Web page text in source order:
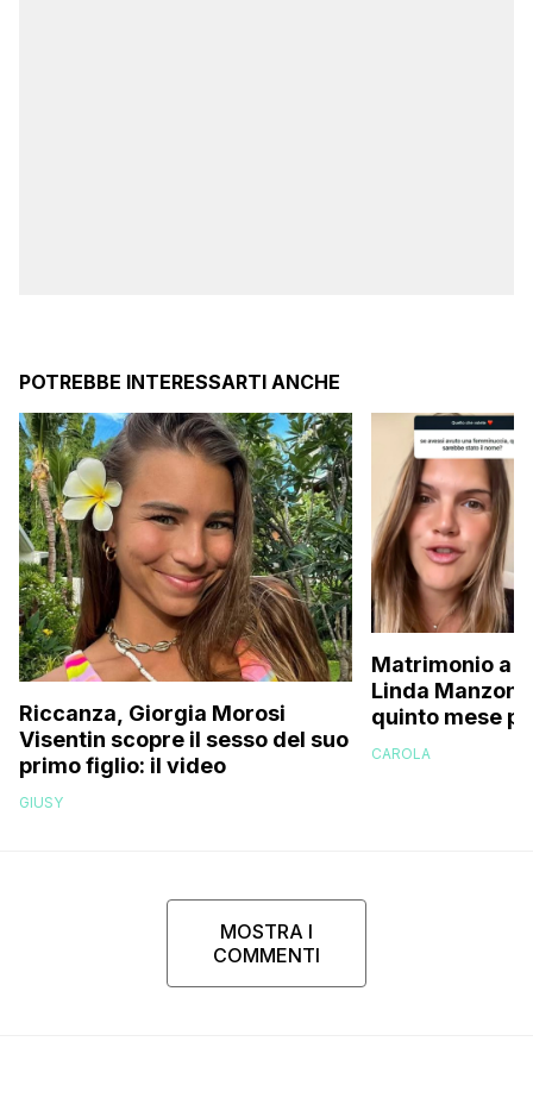
POTREBBE INTERESSARTI ANCHE
Riccanza, Giorgia Morosi
Visentin scopre il sesso del suo
primo figlio: il video
GIUSY
Matrimonio a
Linda Manzoni
quinto mese
essere in
CAROLA
MOSTRA I
COMMENTI